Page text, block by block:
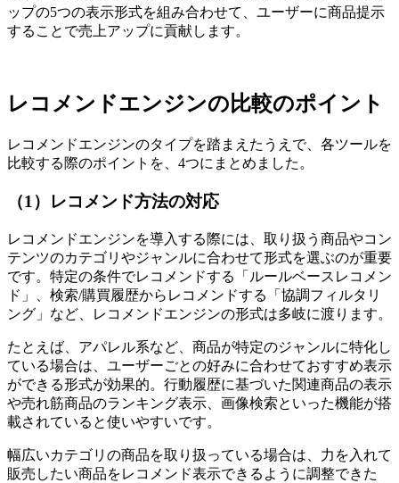
ップの5つの表示形式を組み合わせて、ユーザーに商品提示
することで売上アップに貢献します。
レコメンドエンジンの比較のポイント
レコメンドエンジンのタイプを踏まえたうえで、各ツールを
比較する際のポイントを、4つにまとめました。
（1）レコメンド方法の対応
レコメンドエンジンを導入する際には、取り扱う商品やコン
テンツのカテゴリやジャンルに合わせて形式を選ぶのが重要
です。特定の条件でレコメンドする「ルールベースレコメン
ド」、検索/購買履歴からレコメンドする「協調フィルタリ
ング」など、レコメンドエンジンの形式は多岐に渡ります。
たとえば、アパレル系など、商品が特定のジャンルに特化し
ている場合は、ユーザーごとの好みに合わせておすすめ表示
ができる形式が効果的。行動履歴に基づいた関連商品の表示
や売れ筋商品のランキング表示、画像検索といった機能が搭
載されていると使いやすいです。
幅広いカテゴリの商品を取り扱っている場合は、力を入れて
販売したい商品をレコメンド表示できるように調整できた